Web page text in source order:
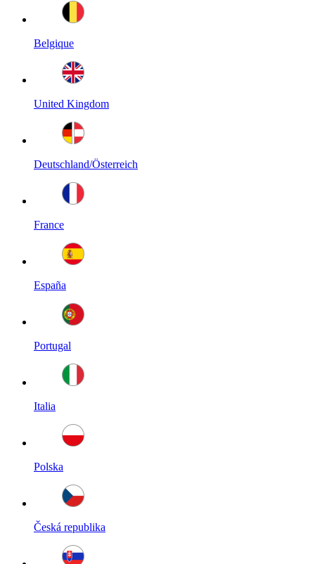
Belgique
United Kingdom
Deutschland/Österreich
France
España
Portugal
Italia
Polska
Česká republika